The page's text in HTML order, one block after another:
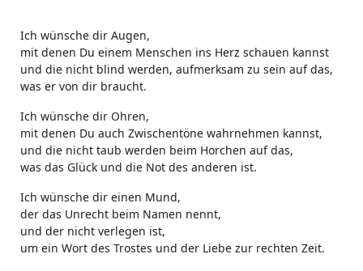
Ich wünsche dir Augen,
mit denen Du einem Menschen ins Herz schauen kannst
und die nicht blind werden, aufmerksam zu sein auf das,
was er von dir braucht.
Ich wünsche dir Ohren,
mit denen Du auch Zwischentöne wahrnehmen kannst,
und die nicht taub werden beim Horchen auf das,
was das Glück und die Not des anderen ist.
Ich wünsche dir einen Mund,
der das Unrecht beim Namen nennt,
und der nicht verlegen ist,
um ein Wort des Trostes und der Liebe zur rechten Zeit.